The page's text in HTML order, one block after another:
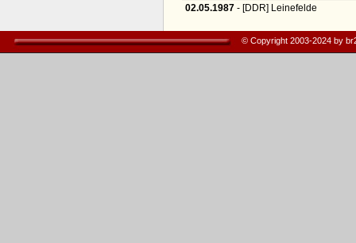
02.05.1987- [DDR] Leinefelde
© Copyright 2003-2024 by